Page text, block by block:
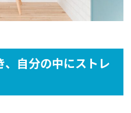
自分の中にストレ